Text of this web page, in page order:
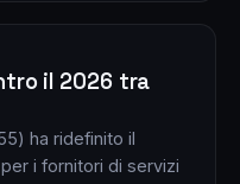
il 2026 tra
ha ridefinito il
i fornitori di servizi